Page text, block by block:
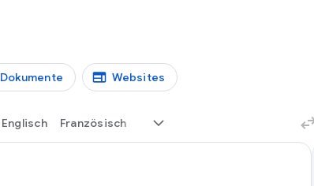
Dokumente Websites
Englisch Französisch